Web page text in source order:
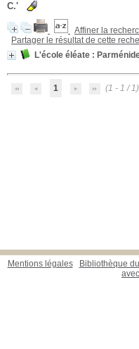
C.'
Affiner la
Partager le résultat de cette
L'école éléate :
1 (1 - 1 / 1)
Mentions légales Bibliothèque